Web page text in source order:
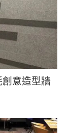
意造型牆